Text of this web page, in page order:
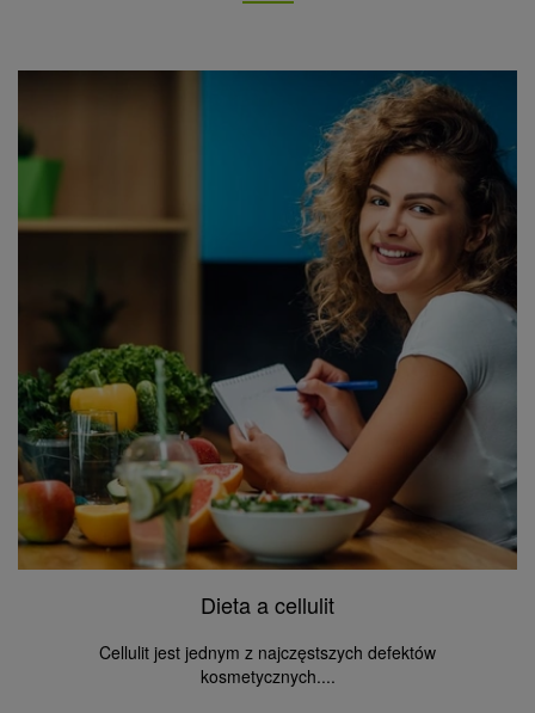
Dieta a cellulit
Cellulit jest jednym z najczęstszych defektów
kosmetycznych....